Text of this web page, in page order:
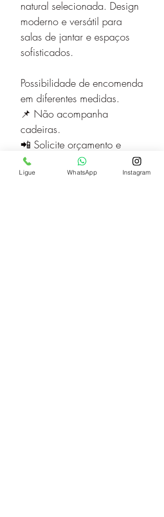
natural selecionada. Design
moderno e versátil para
salas de jantar e espaços
sofisticados.
Possibilidade de encomenda
em diferentes medidas.
📌 Não acompanha
cadeiras.
📲 Solicite orçamento e
consulte disponibilidade
pelo WhatsApp.
Ligue WhatsApp Instagram